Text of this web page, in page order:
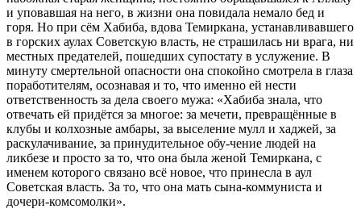
и уповавшая на него, в жизни она повидала немало бед и
горя. Но при сём Хабиба, вдова Темиркана, устанавливавшего
в горских аулах Советскую власть, не страшилась ни врага, ни
местных предателей, пошедших супостату в услужение. В
минуту смертельной опасности она спокойно смотрела в глаза
поработителям, осознавая и то, что именно ей нести
ответственность за дела своего мужа: «Хабиба знала, что
отвечать ей придётся за многое: за мечети, превращённые в
клубы и колхозные амбары, за выселение мулл и хаджей, за
раскулачивание, за принудительное обу-чение людей на
ликбезе и просто за то, что она была женой Темиркана, с
именем которого связано всё новое, что принесла в аул
Советская власть. За то, что она мать сына-коммуниста и
дочери-комсомолки».